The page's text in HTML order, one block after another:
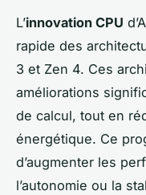
L’innovation CPU
rapide des
3 et Zen 4. Ces
améliorations
de calcul, tout en
énergétique. Ce
d’augmenter les
l’autonomie ou la